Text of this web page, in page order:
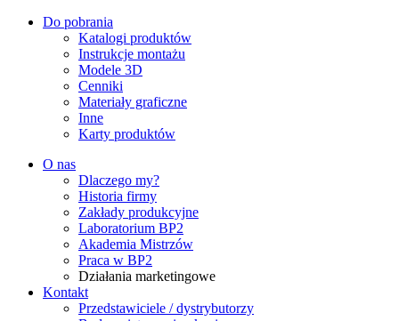
Do pobrania
Katalogi produktów
Instrukcje montażu
Modele 3D
Cenniki
Materiały graficzne
Inne
Karty produktów
O nas
Dlaczego my?
Historia firmy
Zakłady produkcyjne
Laboratorium BP2
Akademia Mistrzów
Praca w BP2
Działania marketingowe
Kontakt
Przedstawiciele / dystrybutorzy